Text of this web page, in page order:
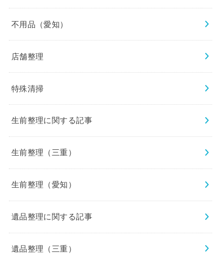
不用品（愛知）
店舗整理
特殊清掃
生前整理に関する記事
生前整理（三重）
生前整理（愛知）
遺品整理に関する記事
遺品整理（三重）